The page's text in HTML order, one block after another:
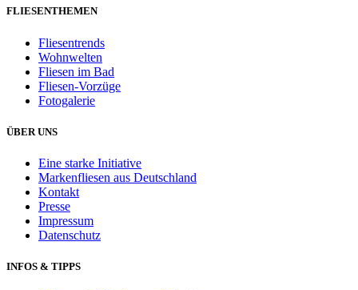
FLIESENTHEMEN
Fliesentrends
Wohnwelten
Fliesen im Bad
Fliesen-Vorzüge
Fotogalerie
ÜBER UNS
Eine starke Initiative
Markenfliesen aus Deutschland
Kontakt
Presse
Impressum
Datenschutz
INFOS & TIPPS